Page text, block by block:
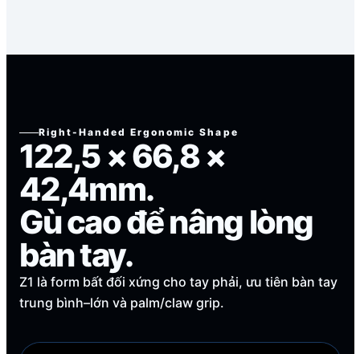
Right-Handed Ergonomic Shape
122,5 × 66,8 ×
42,4mm.
Gù cao để nâng lòng
bàn tay.
Z1 là form bất đối xứng cho tay phải, ưu tiên bàn tay
trung bình–lớn và palm/claw grip.